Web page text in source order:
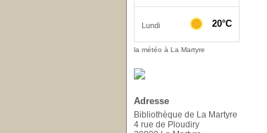
la météo à La Martyre
Adresse
Bibliothèque de La Martyre
4 rue de Ploudiry